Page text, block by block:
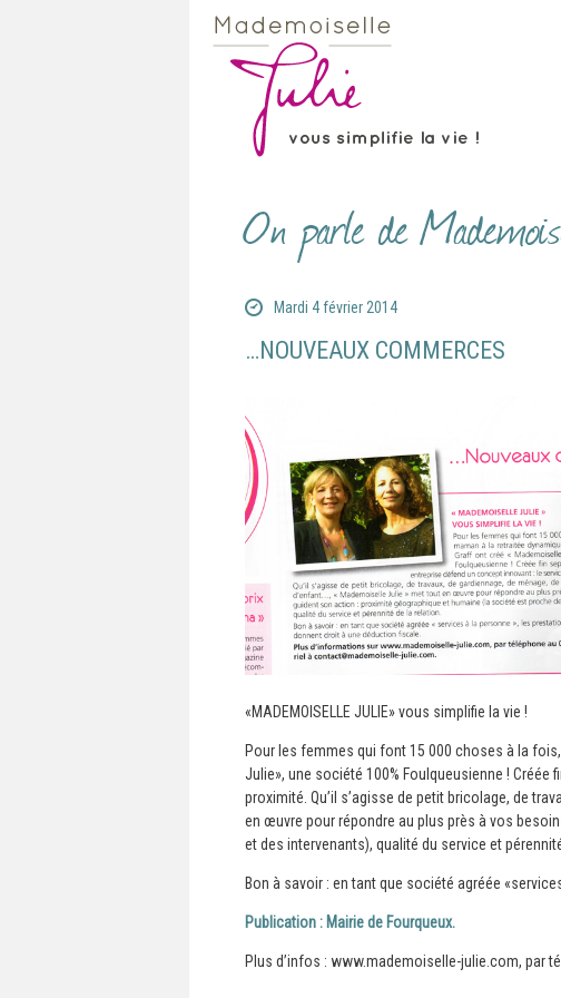
On parle de
Mardi 4 février 2014
…NOUVEAUX COMMERCES
«MADEMOISELLE JULIE» vous simplifie la vie !
Pour les femmes qui font 15 000 choses à la
Julie», une société 100% Foulqueusienne ! Créée
proximité. Qu’il s’agisse de petit bricolage, de
en œuvre pour répondre au plus près à vos
et des intervenants), qualité du service et
Bon à savoir : en tant que société agréée
Publication : Mairie de Fourqueux.
Plus d’infos : www.mademoiselle-julie.com, par